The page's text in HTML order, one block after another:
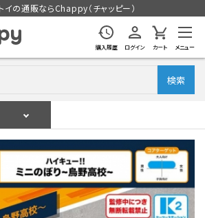
イの通販ならChappy（チャッピー）
購入履歴 ログイン カート メニュー
検索
会員登録
ュールをチェック